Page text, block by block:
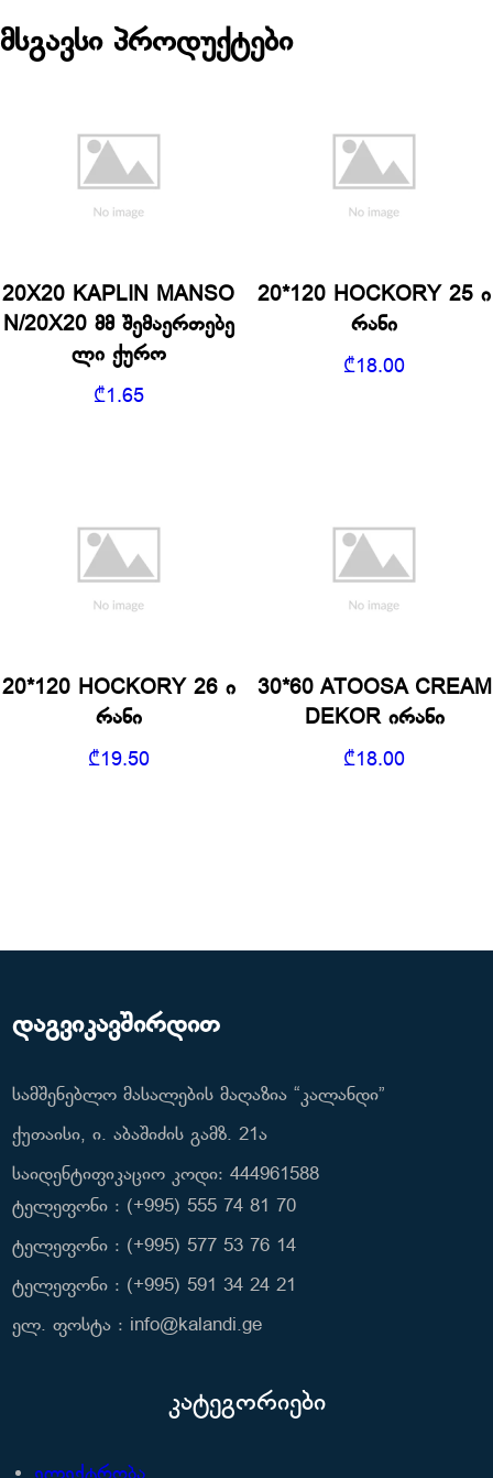
მსგავსი პროდუქტები
20X20 KAPLIN MANSO
N/20X20 მმ შემაერთებე
ლი ქურო
₾1.65
20*120 HOCKORY 25 ი
რანი
₾18.00
20*120 HOCKORY 26 ი
რანი
₾19.50
30*60 ATOOSA CREAM
DEKOR ირანი
₾18.00
დაგვიკავშირდით
სამშენებლო მასალების მაღაზია “კალანდი”
ქუთაისი, ი. აბაშიძის გამზ. 21ა
საიდენტიფიკაციო კოდი: 444961588
ტელეფონი : (+995) 555 74 81 70
ტელეფონი : (+995) 577 53 76 14
ტელეფონი : (+995) 591 34 24 21
ელ. ფოსტა : info@kalandi.ge
კატეგორიები